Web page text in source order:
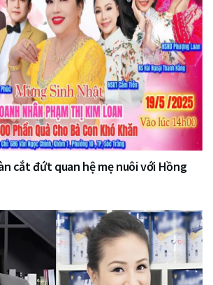
cắt đứt quan hệ mẹ nuôi với Hồng